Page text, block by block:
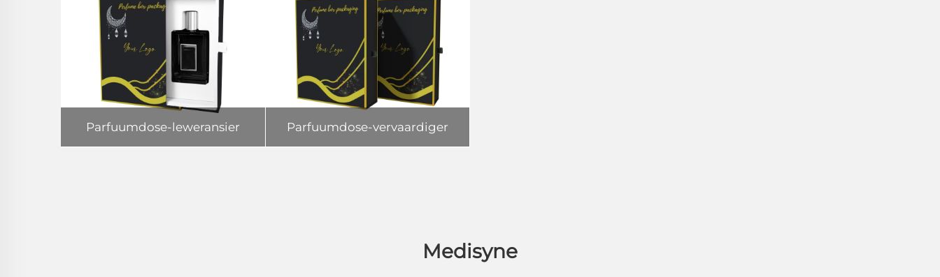
Parfuumdose-leweransier Parfuumdose-vervaardiger
Medisyne